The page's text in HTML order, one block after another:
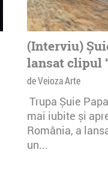
(Interviu)
lansat clipul
de Veioza Arte
Trupa Șuie
mai iubite și
România, a
un...